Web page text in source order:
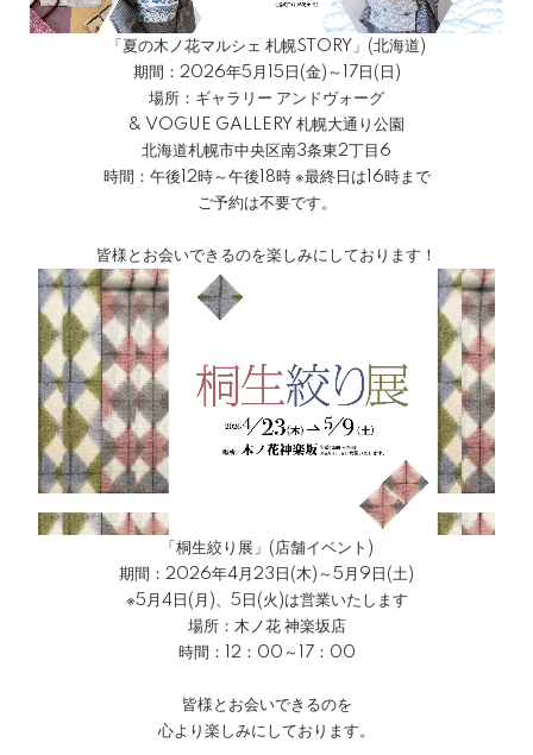
「夏の木ノ花マルシェ 札幌STORY」(北海道)
期間：2026年5月15日(金)～17日(日)
場所：ギャラリー アンドヴォーグ
& VOGUE GALLERY 札幌大通り公園
北海道札幌市中央区南3条東2丁目6
時間：午後12時～午後18時 ※最終日は16時まで
ご予約は不要です。
皆様とお会いできるのを楽しみにしております！
「桐生絞り展」(店舗イベント)
期間：2026年4月23日(木)～5月9日(土)
※5月4日(月)、5日(火)は営業いたします
場所：木ノ花 神楽坂店
時間：12：00～17：00
皆様とお会いできるのを
心より楽しみにしております。